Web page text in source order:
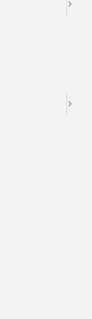
baut
aus einem
Wird Wärmeenergie
zur Verfügung. Reicht
Wasser im Tank weitere
von 0 °C kaltem
wie für das Erhitzen
und der Mefa Energy
Kunststofftanks, die
montieren seien. Die
über Haase
Telefon (03 59 52) 3 55-0